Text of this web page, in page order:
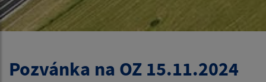
Pozvánka na OZ 15.11.2024